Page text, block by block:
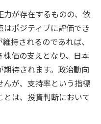
力が存在するものの、依
ポジティブに評価でき
持されるのであれば、
価の支えとなり、日本
待されます。政治動向
んが、支持率という指標
は、投資判断において